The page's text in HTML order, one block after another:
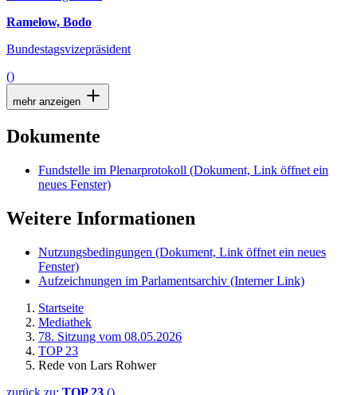
Ramelow, Bodo
Bundestagsvizepräsident
()
mehr anzeigen
Dokumente
Fundstelle im Plenarprotokoll (Dokument, Link öffnet ein
neues Fenster)
Weitere Informationen
Nutzungsbedingungen (Dokument, Link öffnet ein neues
Fenster)
Aufzeichnungen im Parlamentsarchiv (Interner Link)
Startseite
Mediathek
78. Sitzung vom 08.05.2026
TOP 23
Rede von Lars Rohwer
zurück zu: TOP 23 ()